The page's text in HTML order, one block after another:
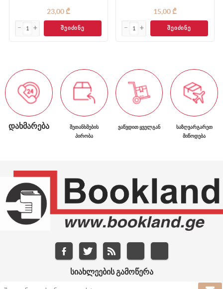
23,00 ₾
ᲨᲔᲘᲫᲘᲜᲔ
15,00 ₾
ᲨᲔᲘᲫᲘᲜᲔ
ᲓᲐᲮᲛᲐᲠᲔᲑᲐ
ᲨᲔᲗᲐᲜᲮᲛᲔᲑᲘᲡ
ᲞᲘᲠᲝᲑᲐ
ᲕᲐᲬᲕᲓᲘᲗ ᲧᲕᲔᲚᲒᲐᲜ
ᲡᲐᲖᲦᲕᲐᲠᲒᲐᲠᲔᲗ
ᲛᲘᲬᲝᲓᲔᲑᲐ
ᲡᲘᲐᲮᲚᲔᲔᲑᲘᲡ ᲒᲐᲛᲝᲬᲔᲠᲐ